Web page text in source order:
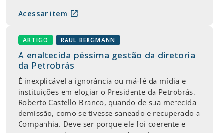
Acessar item open_in_new
ARTIGO RAUL BERGMANN
A enaltecida péssima gestão da diretoria
da Petrobrás
É inexplicável a ignorância ou má-fé da mídia e
instituições em elogiar o Presidente da Petrobrás,
Roberto Castello Branco, quando de sua merecida
demissão, como se tivesse saneado e recuperado a
Companhia. Deve ser porque ele foi coerente e